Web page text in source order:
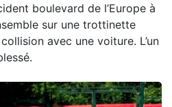
boulevard de l’Europe à
sur une trottinette
avec une voiture. L’un